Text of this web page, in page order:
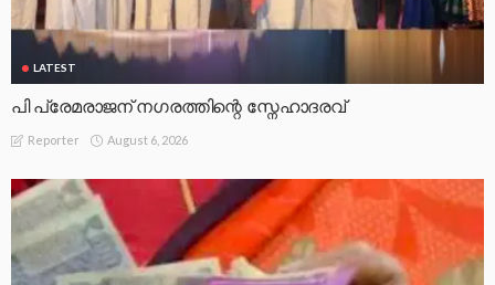
LATEST
പി പ്രേമരാജന് നഗരത്തിന്റെ സ്നേഹാദരവ്
Reporter August 6, 2026